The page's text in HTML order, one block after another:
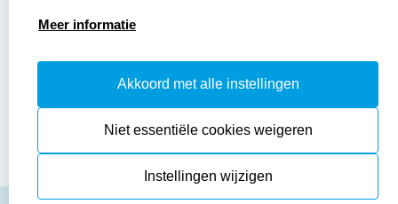
Productinformatie:
Instructiepagina
Safety Sheets
Sitemap
Meer informatie
Akkoord met alle instellingen
Niet essentiële cookies weigeren
Instellingen wijzigen